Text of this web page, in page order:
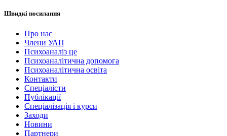
Швидкі посилання
Про нас
Члени УАП
Психоаналіз це
Психоаналітична допомога
Психоаналітична освіта
Контакти
Спеціалісти
Публікації
Cпеціалізація і курси
Заходи
Новини
Партнери